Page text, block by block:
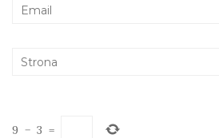
9 − 3 =